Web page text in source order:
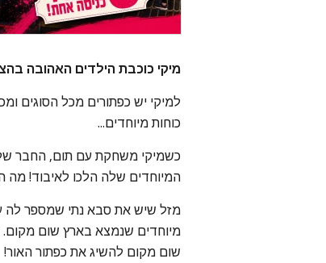
מיקי כוכבת הילדים האהובה
למיקי יש כפתורים מכל הסוגים
כוחות מיוחדים...
כשמיקי משחקת עם תום, החבר
המיוחדים שלה הלכו לאיבוד! מה
מזל שיש את סבא נתי שמספר לה
מיוחדים שנמצא בארץ שום
שום מקום להשיג את כפתור האור!